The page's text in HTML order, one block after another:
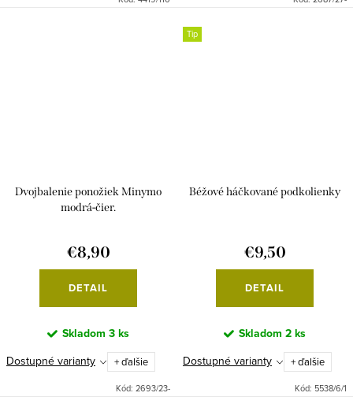
Dvojbalenie ponožiek Minymo
modrá-čier.
€8,90
DETAIL
Skladom 3 ks
Dostupné varianty + ďalšie
Kód: 2693/23-
Tip
Béžové háčkované podkolienky
€9,50
DETAIL
Skladom 2 ks
Dostupné varianty + ďalšie
Kód: 5538/6/1